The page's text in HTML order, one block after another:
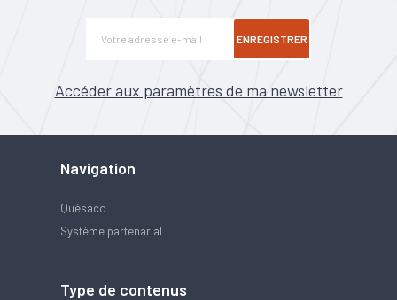
ENREGISTRER
Accéder aux paramètres de ma newsletter
Navigation
Quésaco
Système partenarial
Type de contenus